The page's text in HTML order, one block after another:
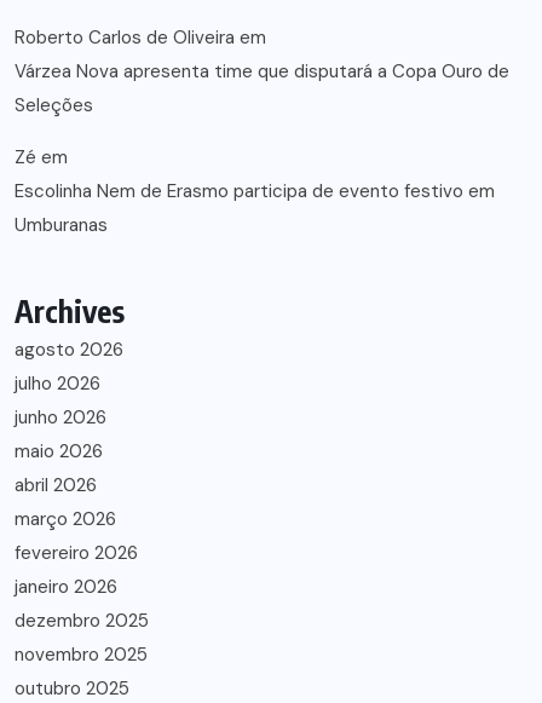
Roberto Carlos de Oliveira em
Várzea Nova apresenta time que disputará a Copa Ouro de
Seleções
Zé em
Escolinha Nem de Erasmo participa de evento festivo em
Umburanas
Archives
agosto 2026
julho 2026
junho 2026
maio 2026
abril 2026
março 2026
fevereiro 2026
janeiro 2026
dezembro 2025
novembro 2025
outubro 2025